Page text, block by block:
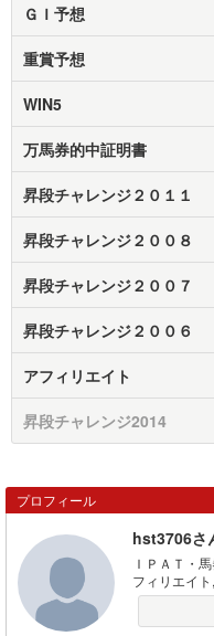
ＧＩ予想
重賞予想
WIN5
万馬券的中証明書
昇段チャレンジ２０１１
昇段チャレンジ２００８
昇段チャレンジ２００７
昇段チャレンジ２００６
アフィリエイト
昇段チャレンジ2014
プロフィール
hst3706さ
ＩＰＡＴ・
フィリエイ